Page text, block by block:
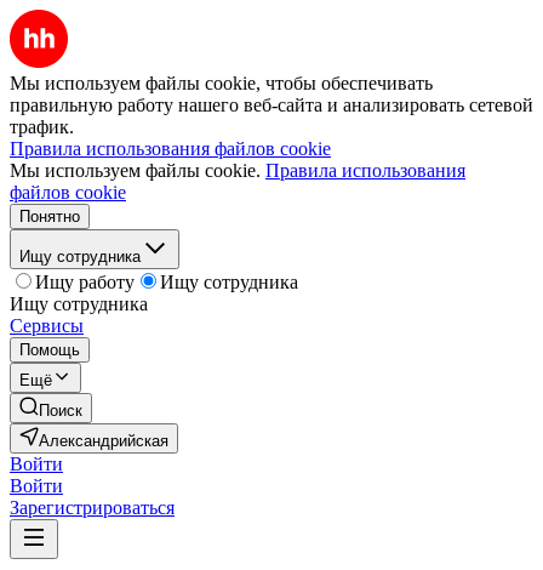
Мы используем файлы cookie, чтобы обеспечивать
правильную работу нашего веб-сайта и анализировать сетевой
трафик.
Правила использования файлов cookie
Мы используем файлы cookie. Правила использования
файлов cookie
Понятно
Ищу сотрудника
Ищу работу
Ищу сотрудника
Ищу сотрудника
Сервисы
Помощь
Ещё
Поиск
Александрийская
Войти
Войти
Зарегистрироваться